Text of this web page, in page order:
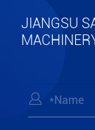
JIANGSU
